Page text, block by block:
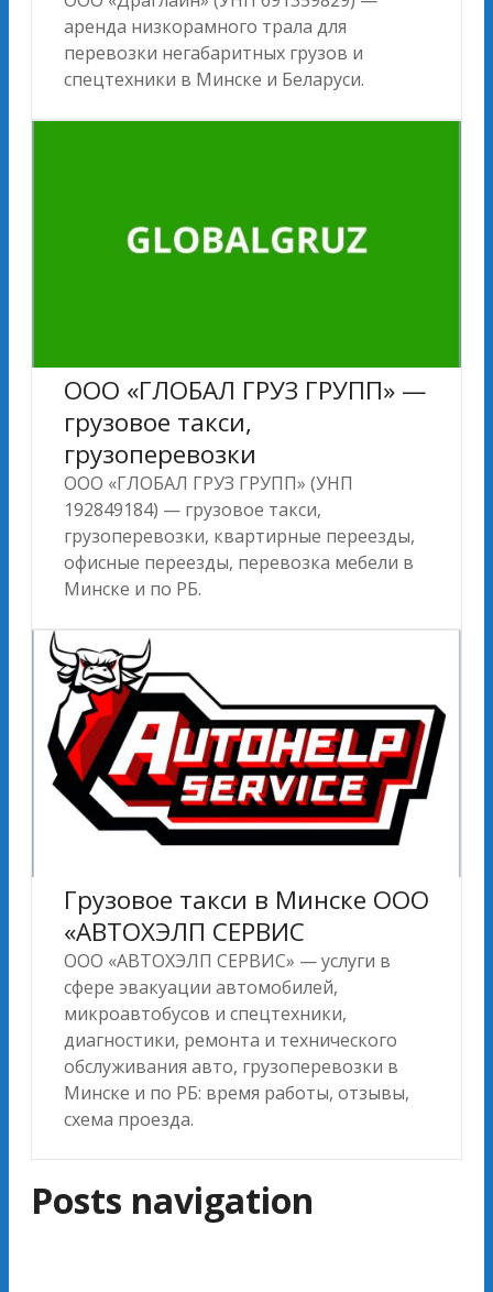
аренда низкорамного трала для
перевозки негабаритных грузов и
спецтехники в Минске и Беларуси.
ООО «ГЛОБАЛ ГРУЗ ГРУПП» —
грузовое такси,
грузоперевозки
ООО «ГЛОБАЛ ГРУЗ ГРУПП» (УНП
192849184) — грузовое такси,
грузоперевозки, квартирные переезды,
офисные переезды, перевозка мебели в
Минске и по РБ.
Грузовое такси в Минске ООО
«АВТОХЭЛП СЕРВИС
ООО «АВТОХЭЛП СЕРВИС» — услуги в
сфере эвакуации автомобилей,
микроавтобусов и спецтехники,
диагностики, ремонта и технического
обслуживания авто, грузоперевозки в
Минске и по РБ: время работы, отзывы,
схема проезда.
Posts navigation